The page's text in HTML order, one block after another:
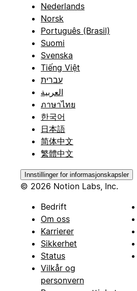
Nederlands
Norsk
Português (Brasil)
Suomi
Svenska
Tiếng Việt
עברית
العربية
ภาษาไทย
한국어
日本語
简体中文
繁體中文
Innstillinger for informasjonskapsler
© 2026 Notion Labs, Inc.
Bedrift
Om oss
Karrierer
Sikkerhet
Status
Vilkår og
personvern